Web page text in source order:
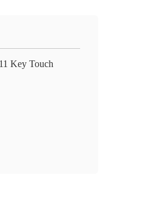
Key Touch